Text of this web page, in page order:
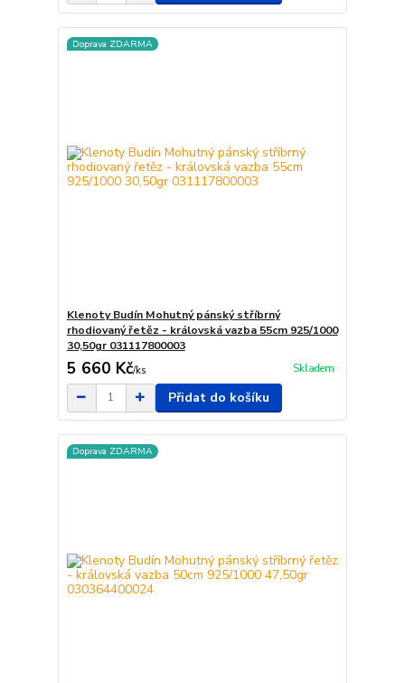
Doprava ZDARMA
Klenoty Budín Mohutný pánský stříbrný
rhodiovaný řetěz - královská vazba 55cm 925/1000
30,50gr 031117800003
5 660 Kč/ks Skladem
Přidat do košíku
Doprava ZDARMA